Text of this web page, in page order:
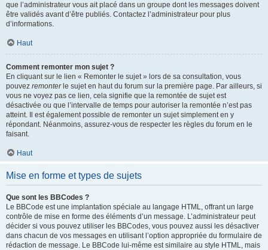
que l’administrateur vous ait placé dans un groupe dont les messages doivent
être validés avant d’être publiés. Contactez l’administrateur pour plus
d’informations.
Haut
Comment remonter mon sujet ?
En cliquant sur le lien « Remonter le sujet » lors de sa consultation, vous
pouvez remonterle sujet en haut du forum sur la première page. Par ailleurs, si
vous ne voyez pas ce lien, cela signifie que la remontée de sujet est
désactivée ou que l’intervalle de temps pour autoriser la remontée n’est pas
atteint. Il est également possible de remonter un sujet simplement en y
répondant. Néanmoins, assurez-vous de respecter les règles du forum en le
faisant.
Haut
Mise en forme et types de sujets
Que sont les BBCodes ?
Le BBCode est une implantation spéciale au langage HTML, offrant un large
contrôle de mise en forme des éléments d’un message. L’administrateur peut
décider si vous pouvez utiliser les BBCodes, vous pouvez aussi les désactiver
dans chacun de vos messages en utilisant l’option appropriée du formulaire de
rédaction de message. Le BBCode lui-même est similaire au style HTML, mais